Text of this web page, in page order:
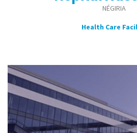
NÉGIRIA
Health Care